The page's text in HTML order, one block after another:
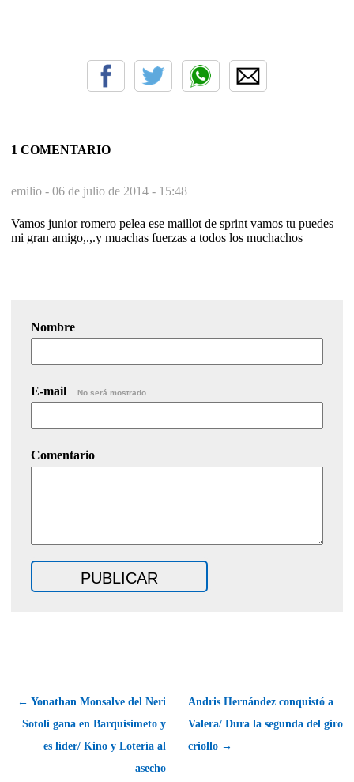
1 COMENTARIO
emilio - 06 de julio de 2014 - 15:48
Vamos junior romero pelea ese maillot de sprint vamos tu puedes
mi gran amigo,.,.y muachas fuerzas a todos los muchachos
Nombre
E-mail No será mostrado.
Comentario
← Yonathan Monsalve del Neri
Sotoli gana en Barquisimeto y
es líder/ Kino y Lotería al
asecho
Andris Hernández conquistó a
Valera/ Dura la segunda del giro
criollo →